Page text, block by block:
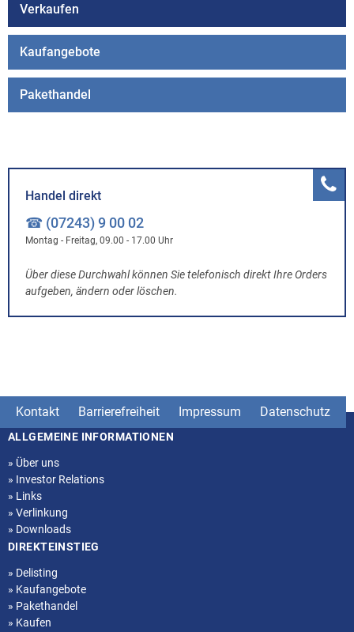
Verkaufen
Kaufangebote
Pakethandel
Handel direkt
☎ (07243) 9 00 02
Montag - Freitag, 09.00 - 17.00 Uhr
Über diese Durchwahl können Sie telefonisch direkt Ihre Orders
aufgeben, ändern oder löschen.
Kontakt Barrierefreiheit Impressum Datenschutz
Seitenstruktur
ALLGEMEINE INFORMATIONEN
» Über uns
» Investor Relations
» Links
» Verlinkung
» Downloads
DIREKTEINSTIEG
» Delisting
» Kaufangebote
» Pakethandel
» Kaufen